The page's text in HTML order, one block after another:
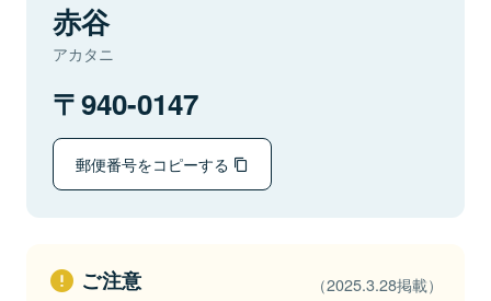
赤谷
アカタニ
940-0147
郵便番号をコピーする
ご注意 （2025.3.28掲載）